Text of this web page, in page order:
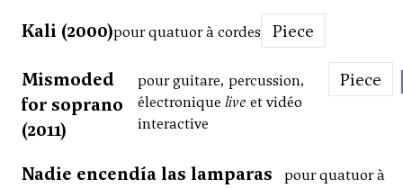
Kali (2000)pour quatuor à cordes Piece
Mismoded
for soprano
(2011)
pour guitare, percussion,
électronique live et vidéo
interactive
Piece
Nadie encendía las lamparas
pour quatuor à